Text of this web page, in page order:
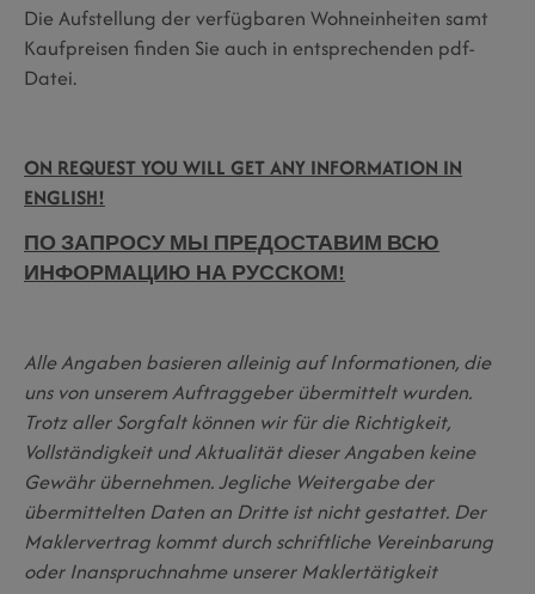
Die Aufstellung der verfügbaren Wohneinheiten samt
Kaufpreisen finden Sie auch in entsprechenden pdf-
Datei.
ON REQUEST YOU WILL GET ANY INFORMATION IN
ENGLISH!
ПО ЗАПРОСУ МЫ ПРЕДОСТАВИМ ВСЮ
ИНФОРМАЦИЮ НА РУССКОМ!
Alle Angaben basieren alleinig auf Informationen, die
uns von unserem Auftraggeber übermittelt wurden.
Trotz aller Sorgfalt können wir für die Richtigkeit,
Vollständigkeit und Aktualität dieser Angaben keine
Gewähr übernehmen. Jegliche Weitergabe der
übermittelten Daten an Dritte ist nicht gestattet. Der
Maklervertrag kommt durch schriftliche Vereinbarung
oder Inanspruchnahme unserer Maklertätigkeit